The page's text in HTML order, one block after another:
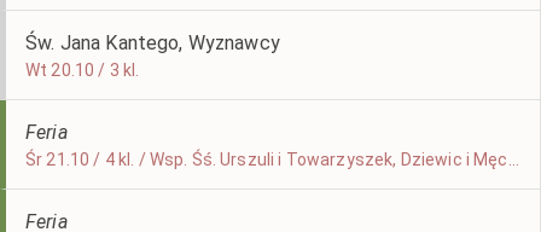
Św. Jana Kantego, Wyznawcy
Wt 20.10 / 3 kl.
Feria
Feria